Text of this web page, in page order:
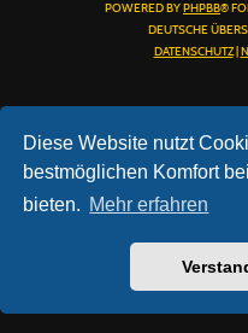
Diese Website nutzt
bestmöglichen Komfort
bieten. Mehr erfahren
POWERED BY PHPBB®
DEUTSCHE
DATENSCHUTZ|